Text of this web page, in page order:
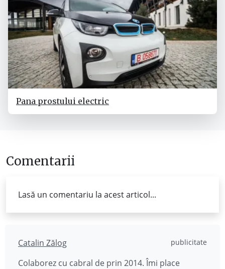
Pana prostului electric
Comentarii
Lasă un comentariu la acest articol...
Catalin Zălog publicitate
Colaborez cu cabral de prin 2014. Îmi place